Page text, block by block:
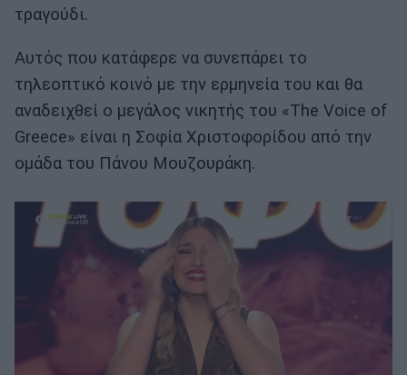
τραγούδι.
Αυτός που κατάφερε να συνεπάρει το
τηλεοπτικό κοινό με την ερμηνεία του και θα
αναδειχθεί ο μεγάλος νικητής του «The Voice of
Greece» είναι η Σοφία Χριστοφορίδου από την
ομάδα του Πάνου Μουζουράκη.